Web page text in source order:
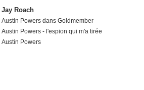
Jay Roach
Austin Powers dans Goldmember
Austin Powers - l'espion qui m'a tirée
Austin Powers